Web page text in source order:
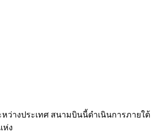
ว่างประเทศ สนามบินนี้ดำเนินการภายใต้
ห่ง